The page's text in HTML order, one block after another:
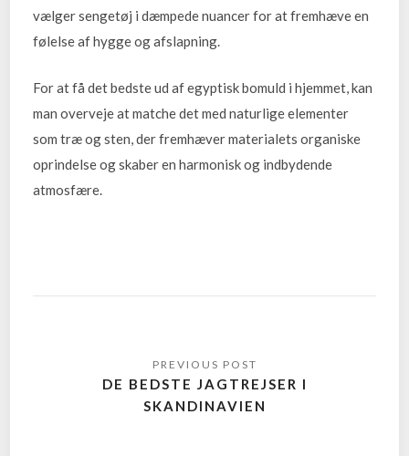
vælger sengetøj i dæmpede nuancer for at fremhæve en
følelse af hygge og afslapning.
For at få det bedste ud af egyptisk bomuld i hjemmet, kan
man overveje at matche det med naturlige elementer
som træ og sten, der fremhæver materialets organiske
oprindelse og skaber en harmonisk og indbydende
atmosfære.
DE BEDSTE JAGTREJSER I
SKANDINAVIEN